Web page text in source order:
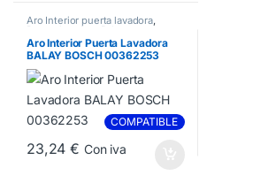
Aro Interior puerta lavadora,
Puerta lavadora Balay
Aro Interior Puerta Lavadora
BALAY BOSCH 00362253
COMPATIBLE
23,24€ Con iva